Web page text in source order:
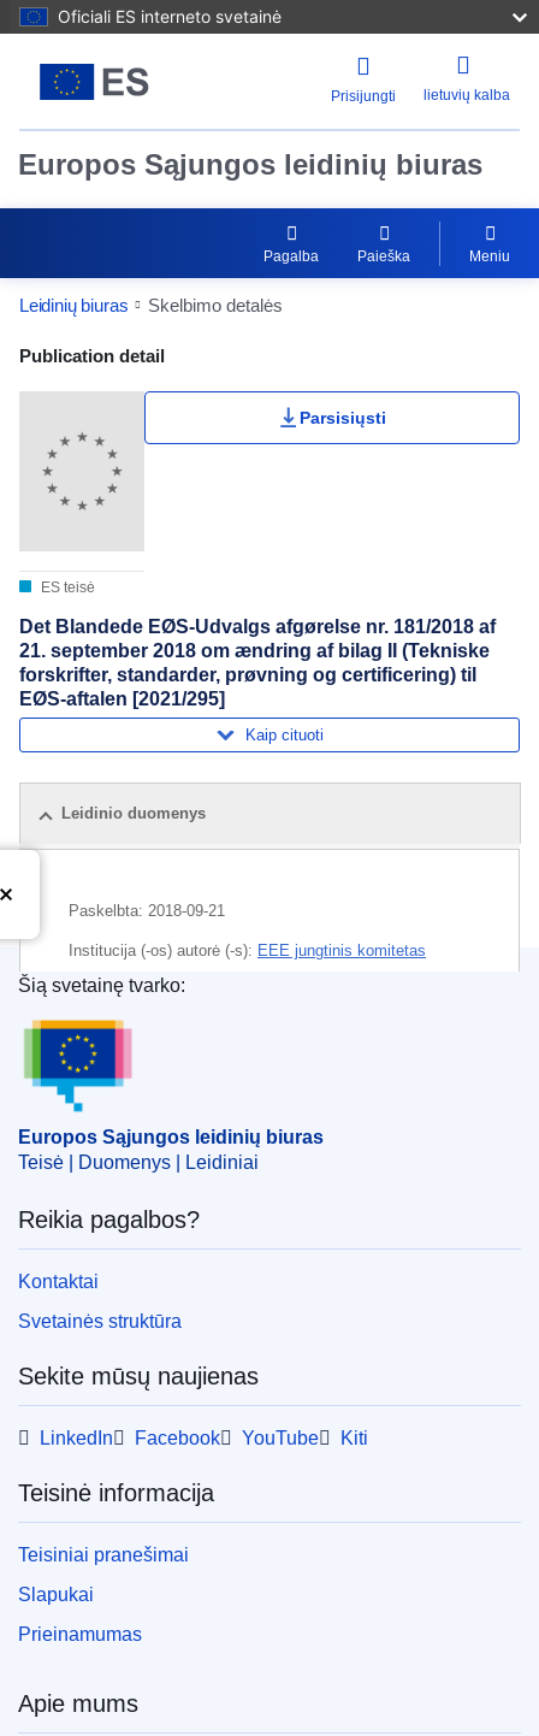
Oficiali ES interneto svetainė
Prisijungti lietuvių kalba
Europos Sąjungos leidinių biuras
Pagalba Paieška Meniu
Leidinių biuras Skelbimo detalės
Publication Detail Actions Portlet
Publication detail
ES teisė
Parsisiųsti
Det Blandede EØS-Udvalgs afgørelse nr. 181/2018 af
21. september 2018 om ændring af bilag II (Tekniske
forskrifter, standarder, prøvning og certificering) til
EØS-aftalen [2021/295]
Kaip cituoti
Leidinio duomenys
Paskelbta: 2018-09-21
Institucija (-os) autorė (-s): EEE jungtinis komitetas
(Europos ekonominė erdvė
Tema:biocidas
ekonominė erdvė
susitarimo pakeitimas
CELEX : 22021D0295
ELI :dec/2021/295/oj
OJ : JOL_2021_075_R_0009
Europos Sąjungos leidinių biuras
Šią svetainę tvarko:
Europos Sąjungos leidinių biuras
Teisė | Duomenys | Leidiniai
Reikia pagalbos?
Kontaktai
Svetainės struktūra
Sekite mūsų naujienas
LinkedIn Facebook YouTube Kiti
Teisinė informacija
Teisiniai pranešimai
Slapukai
Prieinamumas
Apie mums